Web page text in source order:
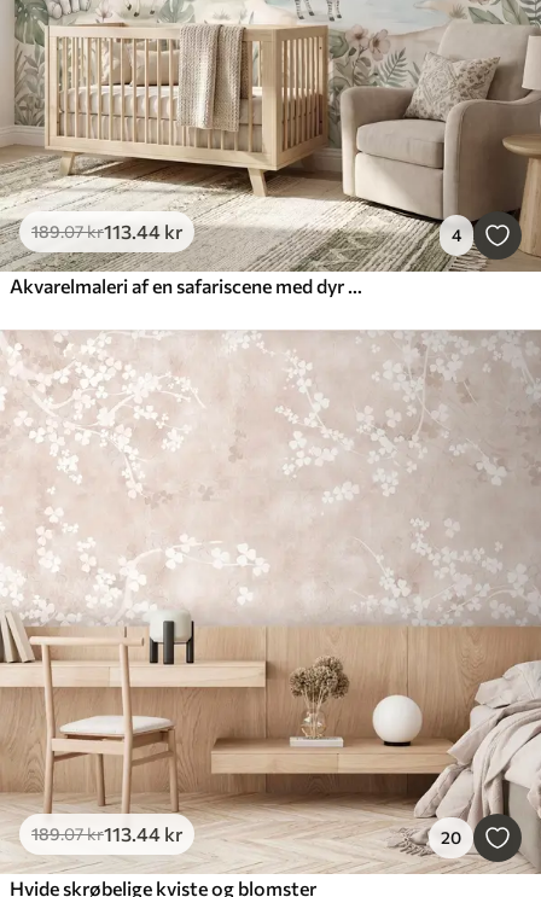
189.07kr113.44 kr 4
Akvarelmaleri af en safariscene med dyr i sarte pastelfarver, herunder en giraf, en elefantunge, en zebra og en løveunge
189.07kr113.44 kr 20
Hvide skrøbelige kviste og blomster